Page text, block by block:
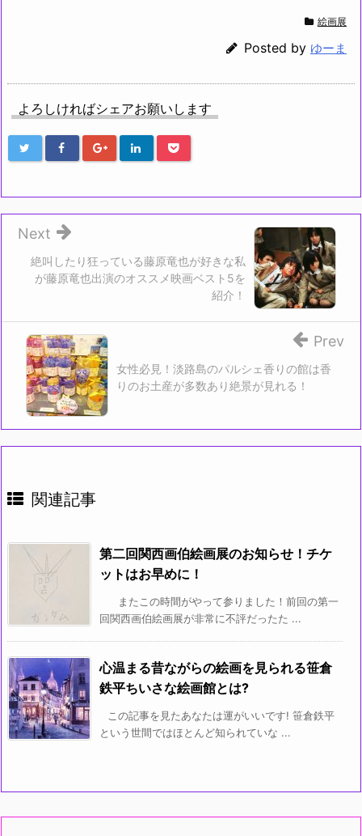
で
有
(新
し
い
ン
開
き
す)
に
ク
リ
ッ
ク
く
(新
し
ド
ウ
で
開
絵画展
Posted by ゆーま
よろしければシェアお願いします
絶叫したり狂っている藤原竜也が好きな私
が藤原竜也出演のオススメ映画ベスト5を
紹介！
Next
女性必見！淡路島のパルシェ香りの館は香
りのお土産が多数あり絶景が見れる！
Prev
関連記事
第二回関西画伯絵画展のお知らせ！チケ
ットはお早めに！
またこの時間がやって参りました！前回の第一
回関西画伯絵画展が非常に不評だったた ...
心温まる昔ながらの絵画を見られる笹倉
鉄平ちいさな絵画館とは?
この記事を見たあなたは運がいいです! 笹倉鉄平
という世間ではほとんど知られていな ...